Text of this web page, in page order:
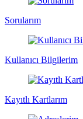
Sorularım
Kullanıcı Bilgilerim
Kayıtlı Kartlarım